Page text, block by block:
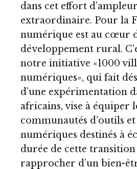
dans cet effort d’ampleur
extraordinaire. Pour la
numérique est au cœur
développement rural.
notre initiative «1000
numériques», qui fait
d’une expérimentation
africains, vise à équiper
communautés d’outils
numériques destinés à
durée de cette transition
rapprocher d’un bien-